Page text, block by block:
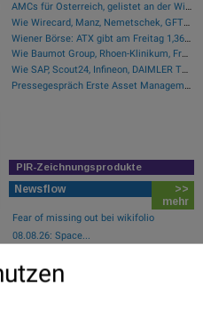
AMCs für Österreich, gelistet an der Wiener Börse
Wie Wirecard, Manz, Nemetschek, GFT Technologies, SAP und Rocket Internet für Gesprächsstoff sorgten
Wiener Börse: ATX gibt am Freitag 1,36 Prozent ab
Wie Baumot Group, Rhoen-Klinikum, Francotyp-Postalia, Tele Columbus, European Lithium und Lanxess für Gesprächsstoff sorgten
Wie SAP, Scout24, Infineon, DAIMLER TRUCK HLD..., Zalando und Allianz für Gesprächsstoff im DAX sorgten
Pressegespräch Erste Asset Management Osteuropa Aktien
PIR-Zeichnungsprodukte
Newsflow
>>
mehr
Fear of missing out bei wikifolio
08.08.26: Space...
mit Szew...